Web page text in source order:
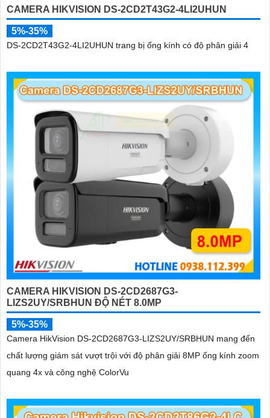
CAMERA HIKVISION DS-2CD2T43G2-4LI2UHUN
5%-35%
DS-2CD2T43G2-4LI2UHUN trang bị ống kính có độ phân giải 4
CAMERA HIKVISION DS-2CD2687G3-
LIZS2UY/SRBHUN ĐỘ NÉT 8.0MP
5%-35%
Camera HikVision DS-2CD2687G3-LIZS2UY/SRBHUN mang đến
chất lượng giám sát vượt trội với độ phân giải 8MP ống kính zoom
quang 4x và công nghệ ColorVu